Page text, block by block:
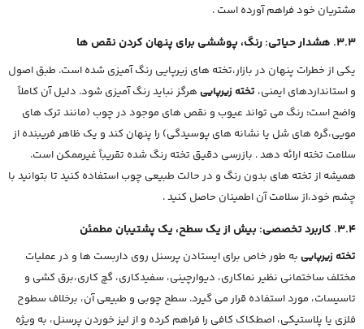
مشتریان خود فراهم آورده است .
3.3. هشدار حیاتی: رنگ، پوششی برای پنهان کردن نقص ها
یکی از خطرات پنهان در بازار،تخته های زیرپایی رنگ آمیزی شده است. طبق اصول
و استانداردهای ایمنی، تخته زیرپاییهرگز نباید رنگ آمیزی شود. دلیل آن کاملاً
واضح است: رنگ می تواند عیوب و نقص های موجود در چوب (مانند ترک های
مویی،گره های شل یا نشانه های پوسیدگی) را پنهان کند و یک ظاهر فریبنده از
سلامت تخته ارائه دهد . بازرسی دقیق تخته رنگ شده تقریباً غیرممکن است.
همیشه از تخته های بدون رنگ و در حالت طبیعی چوب استفاده کنید تا بتوانید با
چشم خود،از سلامت آن اطمینان حاصل کنید .
3.4. کاربرد تخصصی: بیش از یک سطح، یک پشتیبان مطمئن
تخته زیرپاییبه طور خاص برای ایستادن پرسنل روی داربست ها و در عملیات
مختلف ساختمانی نظیر نماکاری، دیوارچینی، سفیدکاری، گچ کاری،برق کشی و
تاسیسات، مورد استفاده قرار می گیرد. سطح چوبی و طبیعی آن، برخلاف سطوح
فلزی یا پلاستیکی، اصطکاک کافی را فراهم کرده و از لیز خوردن پرسنل، به ویژه